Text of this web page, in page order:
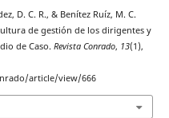
D. C. R., & Benítez Ruíz, M. C.
de gestión de los dirigentes y
de Caso. Revista Conrado, 13(1),
article/view/666